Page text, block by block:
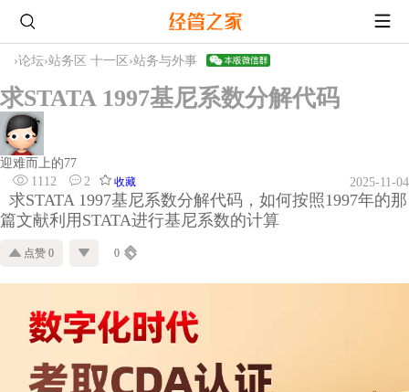
›论坛›站务区 十一区 ›站务与外事
求STATA 1997基尼系数分解代码
迎难而上的77
1112
2 收藏 2025-11-04
求STATA 1997基尼系数分解代码，如何按照1997年的那
篇文献利用STATA进行基尼系数的计算
点赞 0 0